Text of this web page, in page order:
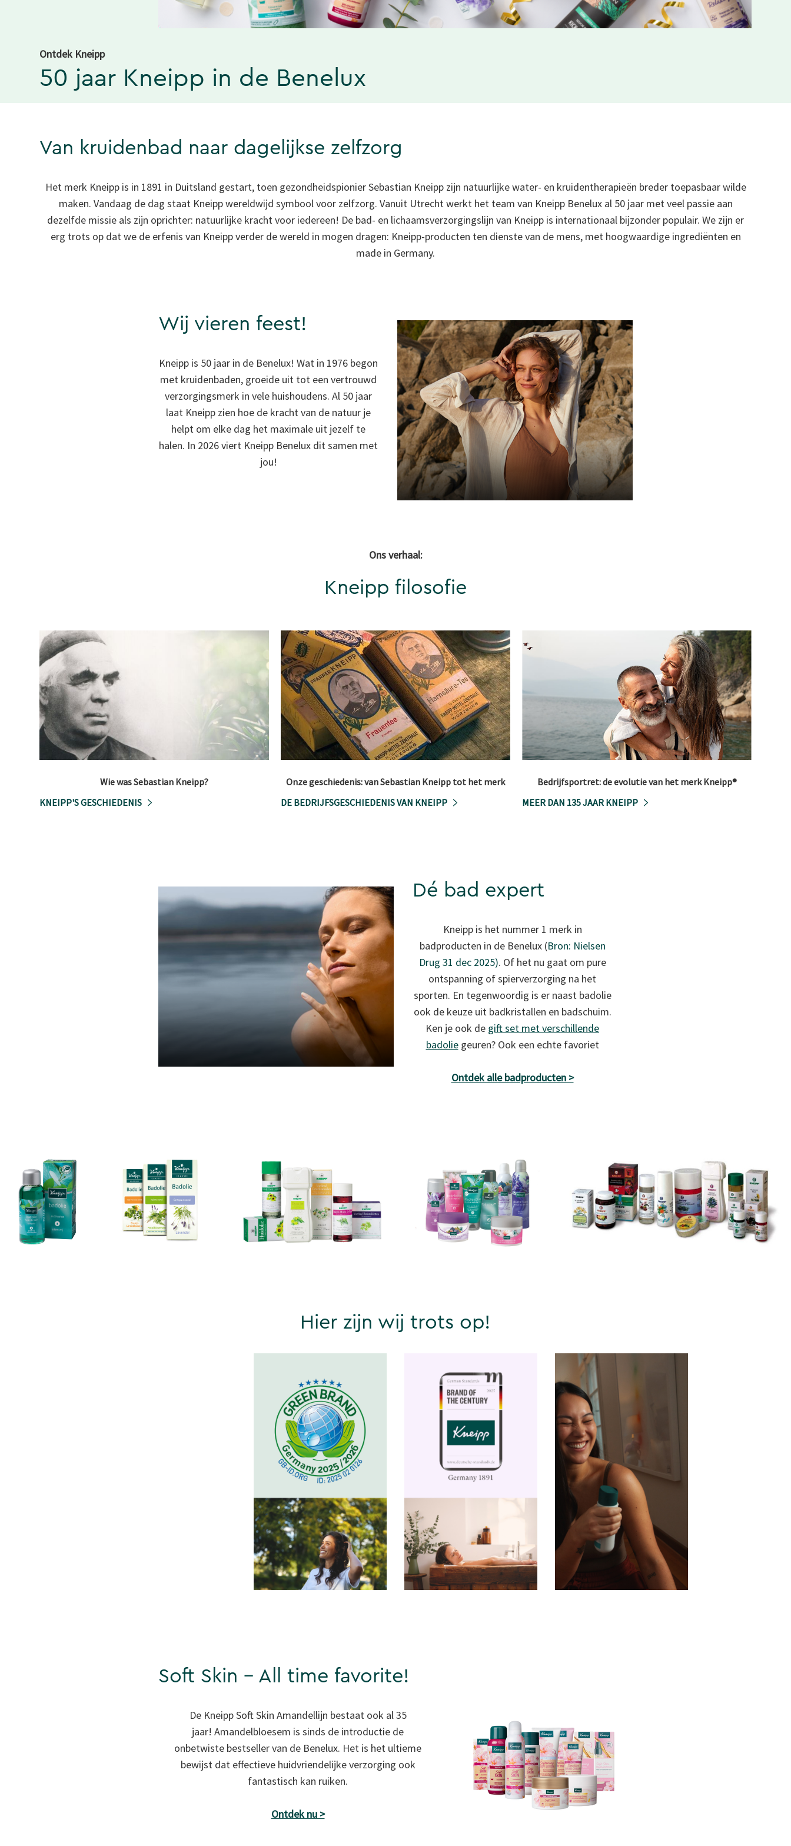
Ontdek Kneipp
50 jaar Kneipp in de Benelux
Van kruidenbad naar dagelijkse zelfzorg
Het merk Kneipp is in 1891 in Duitsland gestart, toen gezondheidspionier Sebastian Kneipp zijn natuurlijke water- en kruidentherapieën breder toepasbaar wilde
maken. Vandaag de dag staat Kneipp wereldwijd symbool voor zelfzorg. Vanuit Utrecht werkt het team van Kneipp Benelux al 50 jaar met veel passie aan
dezelfde missie als zijn oprichter: natuurlijke kracht voor iedereen! De bad- en lichaamsverzorgingslijn van Kneipp is internationaal bijzonder populair. We zijn er
erg trots op dat we de erfenis van Kneipp verder de wereld in mogen dragen: Kneipp-producten ten dienste van de mens, met hoogwaardige ingrediënten en
made in Germany.
Wij vieren feest!
Kneipp is 50 jaar in de Benelux! Wat in 1976 begon
met kruidenbaden, groeide uit tot een vertrouwd
verzorgingsmerk in vele huishoudens. Al 50 jaar
laat Kneipp zien hoe de kracht van de natuur je
helpt om elke dag het maximale uit jezelf te
halen. In 2026 viert Kneipp Benelux dit samen met
jou!
Ons verhaal:
Kneipp filosofie
Wie was Sebastian Kneipp?
KNEIPP'S GESCHIEDENIS
Onze geschiedenis: van Sebastian Kneipp tot het merk
DE BEDRIJFSGESCHIEDENIS VAN KNEIPP
Bedrijfsportret: de evolutie van het merk Kneipp®
MEER DAN 135 JAAR KNEIPP
Dé bad expert
Kneipp is het nummer 1 merk in
badproducten in de Benelux (Bron: Nielsen
Drug 31 dec 2025). Of het nu gaat om pure
ontspanning of spierverzorging na het
sporten. En tegenwoordig is er naast badolie
ook de keuze uit badkristallen en badschuim.
Ken je ook de gift set met verschillende
badoliegeuren? Ook een echte favoriet
Ontdek alle badproducten >
Hier zijn wij trots op!
Soft Skin - All time favorite!
De Kneipp Soft Skin Amandellijn bestaat ook al 35
jaar! Amandelbloesem is sinds de introductie de
onbetwiste bestseller van de Benelux. Het is het ultieme
bewijst dat effectieve huidvriendelijke verzorging ook
fantastisch kan ruiken.
Ontdek nu >